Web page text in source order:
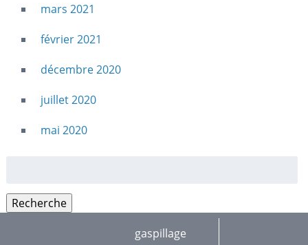
mars 2021
février 2021
décembre 2020
juillet 2020
mai 2020
Recherche
gaspillage